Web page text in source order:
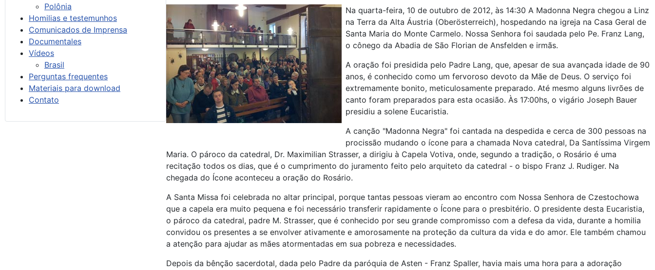
Polônia
Homilias e testemunhos
Comunicados de Imprensa
Documentales
Vídeos
Brasil
Perguntas frequentes
Materiais para download
Contato
Na quarta-feira, 10 de outubro de 2012, às 14:30 A Madonna Negra chegou a Linz
na Terra da Alta Áustria (Oberösterreich), hospedando na igreja na Casa Geral de
Santa Maria do Monte Carmelo. Nossa Senhora foi saudada pelo Pe. Franz Lang,
o cônego da Abadia de São Florian de Ansfelden e irmãs.
A oração foi presidida pelo Padre Lang, que, apesar de sua avançada idade de 90
anos, é conhecido como um fervoroso devoto da Mãe de Deus. O serviço foi
extremamente bonito, meticulosamente preparado. Até mesmo alguns livrões de
canto foram preparados para esta ocasião. Às 17:00hs, o vigário Joseph Bauer
presidiu a solene Eucaristia.
A canção "Madonna Negra" foi cantada na despedida e cerca de 300 pessoas na
procissão mudando o ícone para a chamada Nova catedral, Da Santíssima Virgem
Maria. O pároco da catedral, Dr. Maximilian Strasser, a dirigiu à Capela Votiva, onde, segundo a tradição, o Rosário é uma
recitação todos os dias, que é o cumprimento do juramento feito pelo arquiteto da catedral - o bispo Franz J. Rudiger. Na
chegada do Ícone aconteceu a oração do Rosário.
A Santa Missa foi celebrada no altar principal, porque tantas pessoas vieram ao encontro com Nossa Senhora de Czestochowa
que a capela era muito pequena e foi necessário transferir rapidamente o Ícone para o presbitério. O presidente desta Eucaristia,
o pároco da catedral, padre M. Strasser, que é conhecido por seu grande compromisso com a defesa da vida, durante a homilia
convidou os presentes a se envolver ativamente e amorosamente na proteção da cultura da vida e do amor. Ele também chamou
a atenção para ajudar as mães atormentadas em sua pobreza e necessidades.
Depois da bênção sacerdotal, dada pelo Padre da paróquia de Asten - Franz Spaller, havia mais uma hora para a adoração